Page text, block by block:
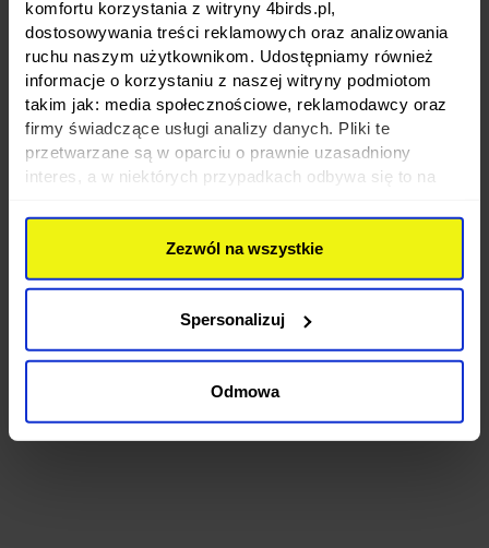
komfortu korzystania z witryny 4birds.pl,
dostosowywania treści reklamowych oraz analizowania
ruchu naszym użytkownikom. Udostępniamy również
informacje o korzystaniu z naszej witryny podmiotom
takim jak: media społecznościowe, reklamodawcy oraz
firmy świadczące usługi analizy danych. Pliki te
przetwarzane są w oparciu o prawnie uzasadniony
interes, a w niektórych przypadkach odbywa się to na
dostarczane i przetwarzane są przez naszych
zewnętrznych partnerów, z których listą możesz
zapoznać się poniżej. Klikając “Akceptuję wszystkie”
wyrażasz zgodę na użycie przez nas wszystkich
wymienionych wcześniej rodzajów cookies (ciasteczek).
Jeśli klikniesz "Odrzucam wszystkie", użyjemy tylko
cookies niezbędnych do działania naszej strony. Jeżeli
chcesz samodzielnie zdecydować, jakie typy ciasteczek
zostaną wykorzystane, kliknij “Dostosuj”.
Zezwól na wszystkie
Spersonalizuj
Odmowa